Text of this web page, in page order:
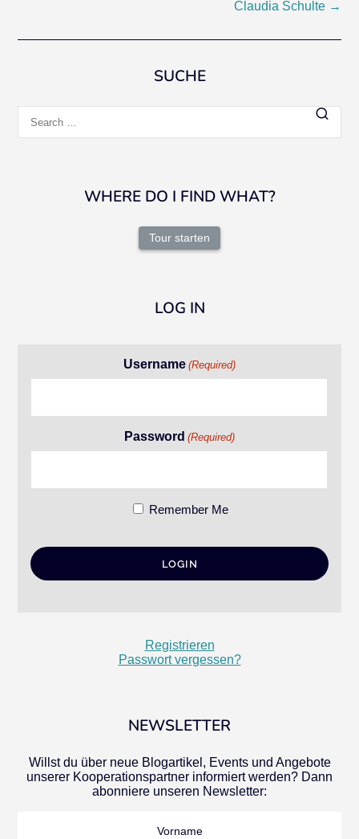
Claudia Schulte →
SUCHE
for:
WHERE DO I FIND WHAT?
Tour starten
LOG IN
Username (Required)
Password (Required)
Remember Me
Registrieren
Passwort vergessen?
NEWSLETTER
Willst du über neue Blogartikel, Events und Angebote
unserer Kooperationspartner informiert werden? Dann
abonniere unseren Newsletter:
Vorname